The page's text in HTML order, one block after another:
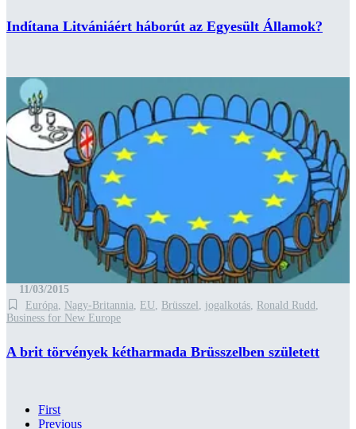
Indítana Litvániáért háborút az Egyesült Államok?
11/03/2015
Európa
Nagy-Britannia EU Brüsszel jogalkotás Ronald Rudd
Business for New Europe
A brit törvények kétharmada Brüsszelben született
First
Previous